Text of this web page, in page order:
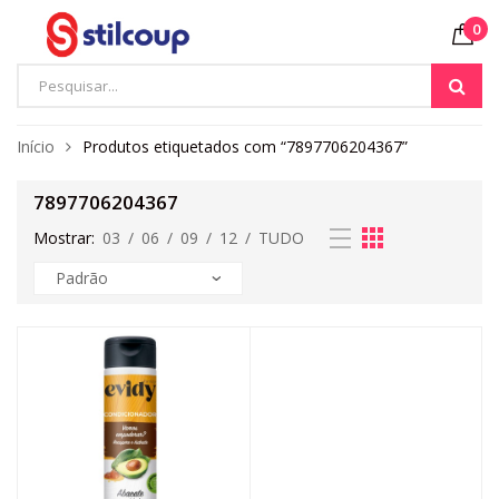
0
Início Produtos etiquetados com “7897706204367”
7897706204367
Mostrar: 03 / 06 / 09 / 12 / TUDO